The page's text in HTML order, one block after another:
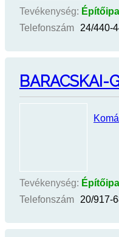
Tevékenység:
Telefonszám
24/440-
BARACSKAI-
Tevékenység:
Telefonszám
20/917-